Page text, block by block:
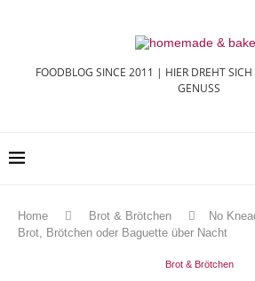
FOODBLOG SINCE 2011 | HIER DREHT
GENUSS
Home Brot & Brötchen
No
Brot, Brötchen oder Baguette über Nacht
Brot & Brötchen